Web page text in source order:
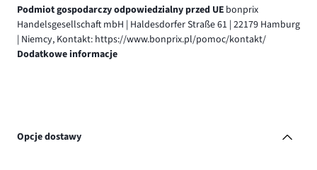
Podmiot gospodarczy odpowiedzialny przed UE bonprix
Handelsgesellschaft mbH | Haldesdorfer Straße 61 | 22179 Hamburg
| Niemcy, Kontakt: https://www.bonprix.pl/pomoc/kontakt/
Dodatkowe informacje
Opcje dostawy